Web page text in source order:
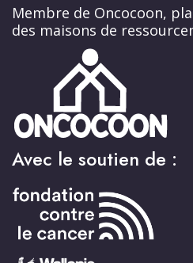
Membre de Oncocoon,
des maisons de
Avec le soutien de :